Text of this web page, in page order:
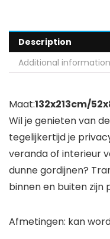
Description
Additional information
Maat:132x213cm/
Wil je genieten van
tegelijkertijd je
veranda of interieur
dunne gordijnen?
binnen en buiten zijn
Afmetingen: kan